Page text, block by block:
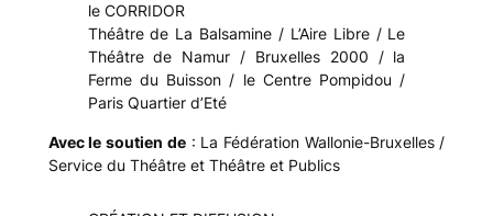
leCORRIDOR
Théâtre de La Balsamine / L’Aire Libre / Le
Théâtre de Namur / Bruxelles 2000 / la
Ferme du Buisson / le Centre Pompidou /
Paris Quartier d’Eté
Avec le soutien de: La Fédération Wallonie-Bruxelles /
Service du Théâtre et Théâtre et Publics